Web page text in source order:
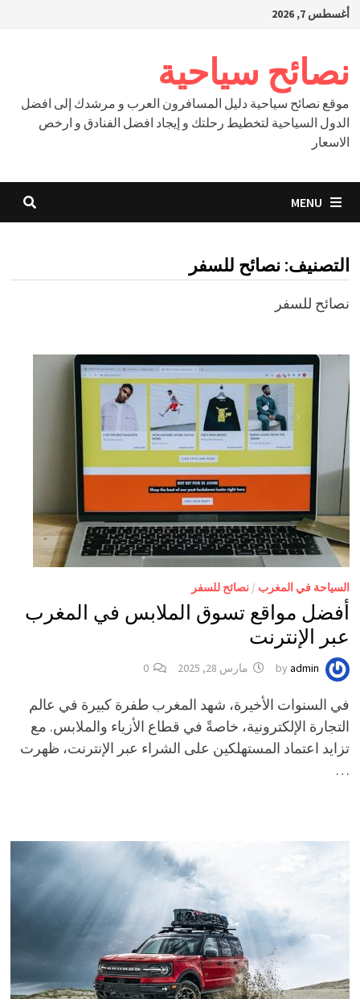
Skipأغسطس 7, 2026
نصائح سياحية
موقع نصائح سياحية دليل المسافرون العرب و مرشدك إلى افضل
الدول السياحية لتخطيط رحلتك و إيجاد افضل الفنادق و ارخص
الاسعار
MENU
التصنيف: نصائح للسفر
نصائح للسفر
السياحة في المغرب / نصائح للسفر
أفضل مواقع تسوق الملابس في المغرب
عبر الإنترنت
byadmin مارس 28, 2025 0
في السنوات الأخيرة، شهد المغرب طفرة كبيرة في عالم
التجارة الإلكترونية، خاصةً في قطاع الأزياء والملابس. مع
تزايد اعتماد المستهلكين على الشراء عبر الإنترنت، ظهرت
…